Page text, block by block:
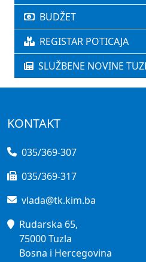
BUDŽET
REGISTAR POTICAJA
SLUŽBENE NOVINE
KONTAKT
035/369-307
035/369-317
vlada@tk.kim.ba
Rudarska 65,
75000 Tuzla
Bosna i Hercegovina